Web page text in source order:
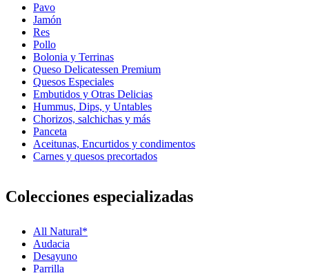
Pavo
Jamón
Res
Pollo
Bolonia y Terrinas
Queso Delicatessen Premium
Quesos Especiales
Embutidos y Otras Delicias
Hummus, Dips, y Untables
Chorizos, salchichas y más
Panceta
Aceitunas, Encurtidos y condimentos
Carnes y quesos precortados
Colecciones especializadas
All Natural*
Audacia
Desayuno
Parrilla